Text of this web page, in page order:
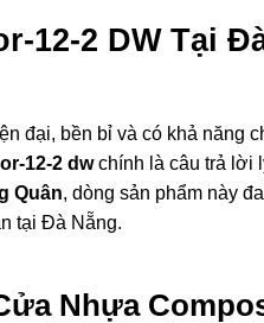
12-2 DW Tại
đại, bền bỉ và có khả năng
12-2 dwchính là câu trả lời
Quân, dòng sản phẩm này
tại Đà Nẵng.
Nhựa